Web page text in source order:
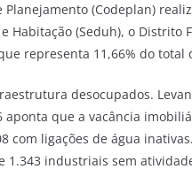
(Codeplan)
Habitação (Seduh), o Distrito
representa 11,66% do
desocupados.
aponta que a vacância
com ligações de água
1.343 industriais sem